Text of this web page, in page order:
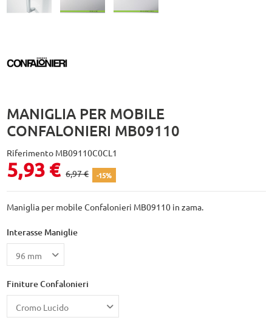
MANIGLIA PER MOBILE
CONFALONIERI MB09110
Riferimento MB09110C0CL1
5,93 € 6,97 € -15%
Maniglia per mobile Confalonieri MB09110 in zama.
Interasse Maniglie
Finiture Confalonieri